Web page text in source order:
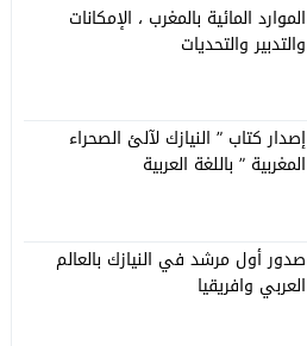
الموارد المائية بالمغرب ، الإمكانات
والتدبير والتحديات
إصدار كتاب ” النيازك لآلئ الصحراء
المغربية ” باللغة العربية
صدور أول مرشد في النيازك بالعالم
العربي وافريقيا